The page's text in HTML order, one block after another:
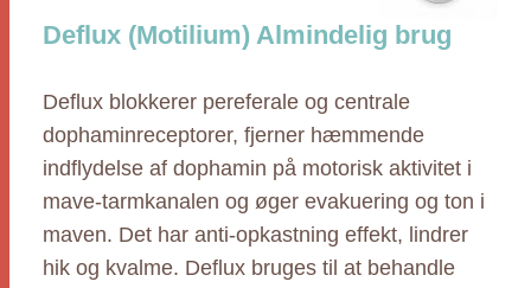
Deflux (Motilium) Almindelig brug
Deflux blokkerer pereferale og centrale
dophaminreceptorer, fjerner hæmmende
indflydelse af dophamin på motorisk aktivitet i
mave-tarmkanalen og øger evakuering og ton i
maven. Det har anti-opkastning effekt, lindrer
hik og kvalme. Deflux bruges til at behandle